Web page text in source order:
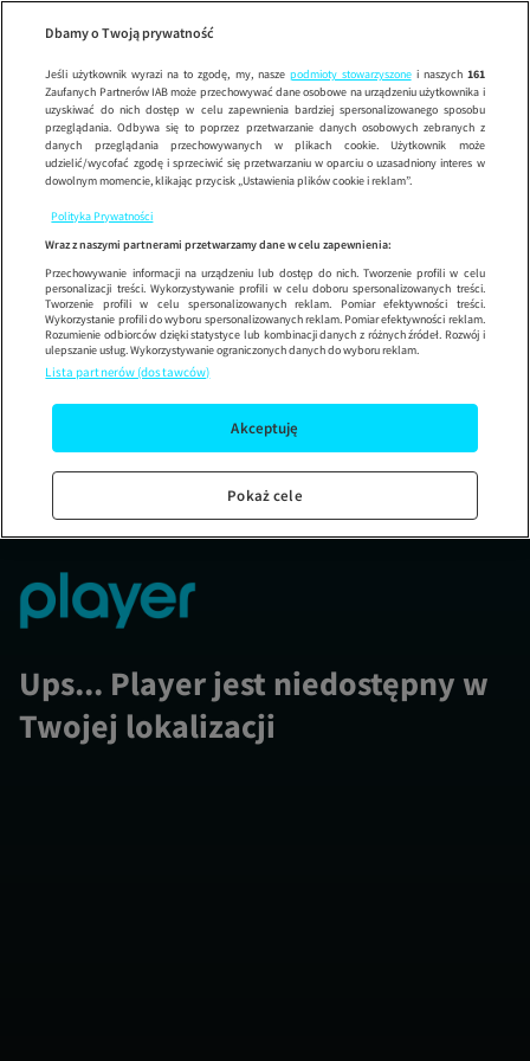
Wypróbuj aplikację mobilną
Korzystaj z łatwiejszej nawigacji i ciesz się szybszym
Ups... Player jest niedostępny w
Twojej lokalizacji
Dbamy o Twoją prywatność
Jeśli użytkownik wyrazi na to zgodę, my, nasze podmioty stowarzyszonei naszych 161
Zaufanych Partnerów IAB może przechowywać dane osobowe na urządzeniu użytkownika i
uzyskiwać do nich dostęp w celu zapewnienia bardziej spersonalizowanego sposobu
przeglądania. Odbywa się to poprzez przetwarzanie danych osobowych zebranych z
danych przeglądania przechowywanych w plikach cookie. Użytkownik może
udzielić/wycofać zgodę i sprzeciwić się przetwarzaniu w oparciu o uzasadniony interes w
dowolnym momencie, klikając przycisk „Ustawienia plików cookie i reklam”.
Polityka Prywatności
Wraz z naszymi partnerami przetwarzamy dane w celu zapewnienia:
Przechowywanie informacji na urządzeniu lub dostęp do nich. Tworzenie profili w celu
personalizacji treści. Wykorzystywanie profili w celu doboru spersonalizowanych treści.
Tworzenie profili w celu spersonalizowanych reklam. Pomiar efektywności treści.
Wykorzystanie profili do wyboru spersonalizowanych reklam. Pomiar efektywności reklam.
Rozumienie odbiorców dzięki statystyce lub kombinacji danych z różnych źródeł. Rozwój i
ulepszanie usług. Wykorzystywanie ograniczonych danych do wyboru reklam.
Lista partnerów (dostawców)
Akceptuję
Pokaż cele